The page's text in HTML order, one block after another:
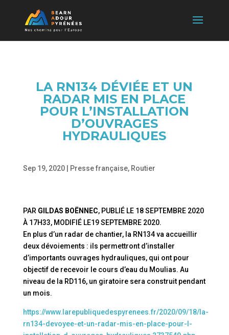
LA RN134 DÉVIÉE ET UN
RADAR MIS EN PLACE
POUR L’INSTALLATION
D’OUVRAGES
HYDRAULIQUES
Sep 19, 2020| Presse française, Routier
PAR GILDAS BOËNNEC, PUBLIÉ LE 18 SEPTEMBRE 2020
À 17H33, MODIFIÉ LE19 SEPTEMBRE 2020.
En plus d’un radar de chantier, la RN134 va accueillir
deux dévoiements : ils permettront d’installer
d’importants ouvrages hydrauliques, qui ont pour
objectif de recevoir le cours d’eau du Moulias. Au
niveau de la RD116, un giratoire sera construit pendant
un mois.
https://www.larepubliquedespyrenees.fr/2020/09/18/la-
rn134-devoyee-et-un-radar-mis-en-place-pour-l-